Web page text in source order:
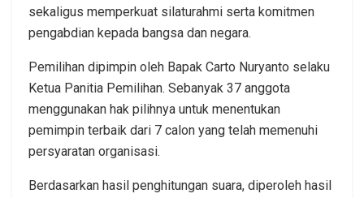
sekaligus memperkuat silaturahmi serta komitmen
pengabdian kepada bangsa dan negara.
Pemilihan dipimpin oleh Bapak Carto Nuryanto selaku
Ketua Panitia Pemilihan. Sebanyak 37 anggota
menggunakan hak pilihnya untuk menentukan
pemimpin terbaik dari 7 calon yang telah memenuhi
persyaratan organisasi.
Berdasarkan hasil penghitungan suara, diperoleh hasil